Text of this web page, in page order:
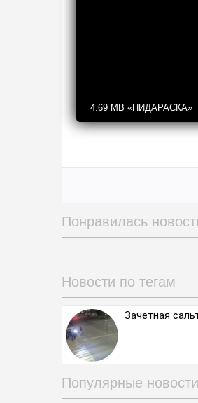
4.69 MB «ПИДАРАСКА»
Понравилась
Новости по тегам
Зачетная
Популярные новости